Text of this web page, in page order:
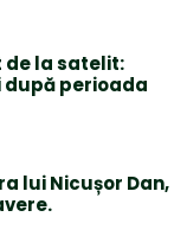
de la satelit:
perioada
lui Nicușor Dan,